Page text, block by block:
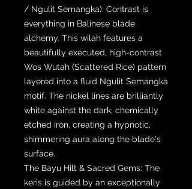
/ Ngulit Semangka): Contrast is
everything in Balinese blade
alchemy. This wilah features a
beautifully executed, high-contrast
Wos Wutah (Scattered Rice) pattern
layered into a fluid Ngulit Semangka
motif. The nickel lines are brilliantly
white against the dark, chemically
etched iron, creating a hypnotic,
shimmering aura along the blade's
surface.
The Bayu Hilt & Sacred Gems: The
keris is guided by an exceptionally